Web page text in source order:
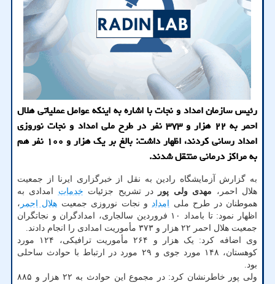
رئیس سازمان امداد و نجات با اشاره به اینکه عوامل عملیاتی هلال
احمر به ۲۲ هزار و ۳۷۳ نفر در طرح ملی امداد و نجات نوروزی
امداد رسانی کردند، اظهار داشت: بالغ بر یک هزار و ۱۰۰ نفر هم
به مراکز درمانی منتقل شدند.
به گزارش آزمایشگاه رادین به نقل از خبرگزاری ایرنا از جمعیت
هلال احمر، مهدی ولی پور در تشریح جزئیات خدمات امدادی به
هموطنان در طرح ملی
امدادو نجات نوروزی جمعیت هلال احمر ،
اظهار نمود: تا بامداد ۱۰ فروردین سالجاری، امدادگران و نجاتگران
جمعیت هلال احمر ۲۲ هزار و ۳۷۳ مأموریت امدادی را انجام دادند.
وی اضافه کرد: یک هزار و ۲۶۴ مأموریت ترافیکی، ۱۲۴ مورد
کوهستان، ۱۴۸ مورد جوی و ۲۹ مورد در ارتباط با حوادث ساحلی
بود.
ولی پور خاطرنشان کرد: در مجموع این حوادث به ۲۲ هزار و ۸۸۵